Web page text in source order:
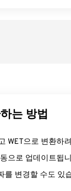
는 방법
WET으로 변환하
으로 업데이트됩
를 변경할 수도 있